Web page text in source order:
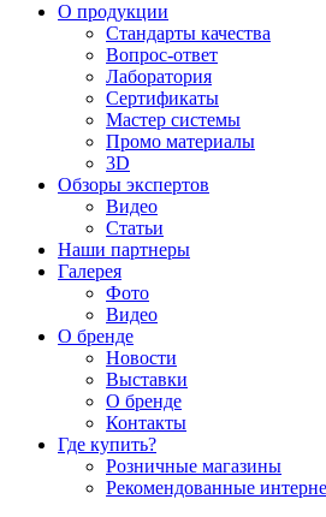
О продукции
Стандарты качества
Вопрос-ответ
Лаборатория
Сертификаты
Мастер системы
Промо материалы
3D
Обзоры экспертов
Видео
Статьи
Наши партнеры
Галерея
Фото
Видео
О бренде
Новости
Выставки
О бренде
Контакты
Где купить?
Розничные магазины
Рекомендованные